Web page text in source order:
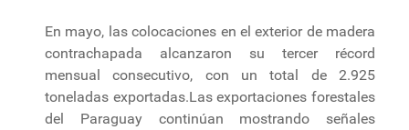
En mayo, las colocaciones en el exterior de madera
contrachapada alcanzaron su tercer récord
mensual consecutivo, con un total de 2.925
toneladas exportadas.Las exportaciones forestales
del Paraguay continúan mostrando señales